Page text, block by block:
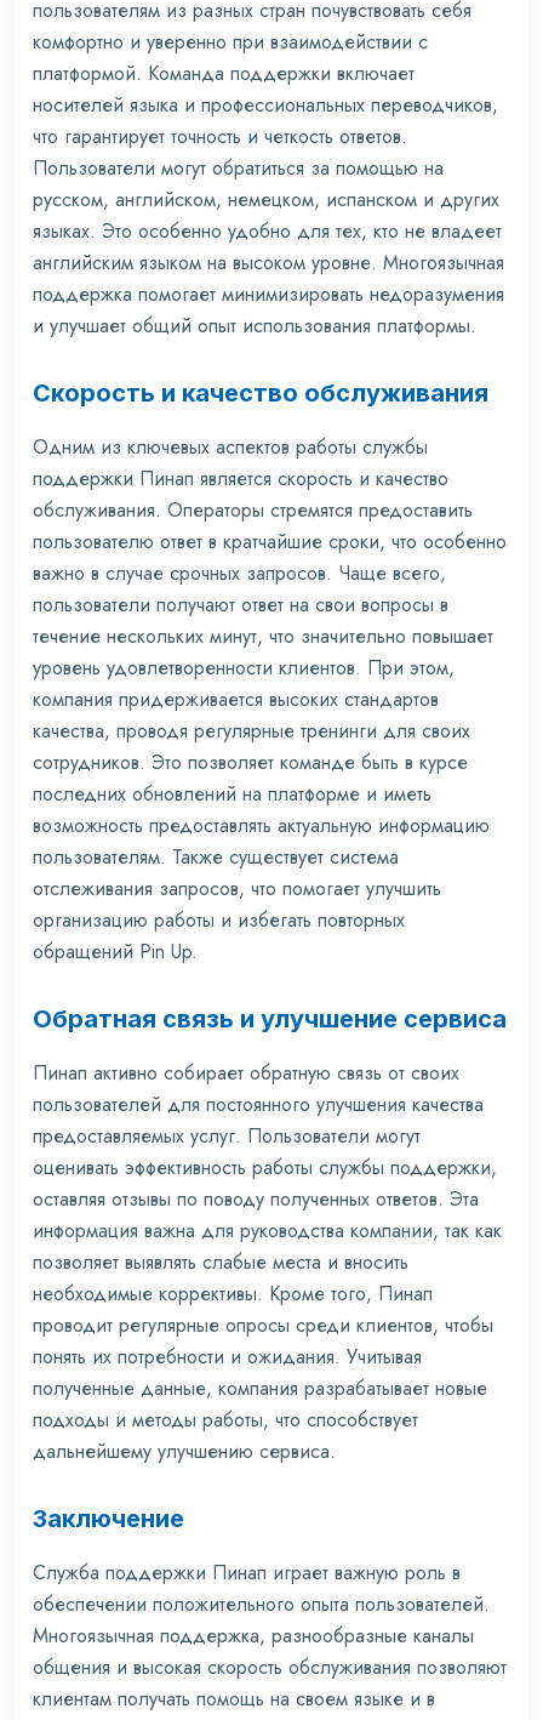
пользователям из разных стран почувствовать себя
комфортно и уверенно при взаимодействии с
платформой. Команда поддержки включает
носителей языка и профессиональных переводчиков,
что гарантирует точность и четкость ответов.
Пользователи могут обратиться за помощью на
русском, английском, немецком, испанском и других
языках. Это особенно удобно для тех, кто не владеет
английским языком на высоком уровне. Многоязычная
поддержка помогает минимизировать недоразумения
и улучшает общий опыт использования платформы.
Скорость и качество обслуживания
Одним из ключевых аспектов работы службы
поддержки Пинап является скорость и качество
обслуживания. Операторы стремятся предоставить
пользователю ответ в кратчайшие сроки, что особенно
важно в случае срочных запросов. Чаще всего,
пользователи получают ответ на свои вопросы в
течение нескольких минут, что значительно повышает
уровень удовлетворенности клиентов. При этом,
компания придерживается высоких стандартов
качества, проводя регулярные тренинги для своих
сотрудников. Это позволяет команде быть в курсе
последних обновлений на платформе и иметь
возможность предоставлять актуальную информацию
пользователям. Также существует система
отслеживания запросов, что помогает улучшить
организацию работы и избегать повторных
обращений Pin Up.
Обратная связь и улучшение сервиса
Пинап активно собирает обратную связь от своих
пользователей для постоянного улучшения качества
предоставляемых услуг. Пользователи могут
оценивать эффективность работы службы поддержки,
оставляя отзывы по поводу полученных ответов. Эта
информация важна для руководства компании, так как
позволяет выявлять слабые места и вносить
необходимые коррективы. Кроме того, Пинап
проводит регулярные опросы среди клиентов, чтобы
понять их потребности и ожидания. Учитывая
полученные данные, компания разрабатывает новые
подходы и методы работы, что способствует
дальнейшему улучшению сервиса.
Заключение
Служба поддержки Пинап играет важную роль в
обеспечении положительного опыта пользователей.
Многоязычная поддержка, разнообразные каналы
общения и высокая скорость обслуживания позволяют
клиентам получать помощь на своем языке и в